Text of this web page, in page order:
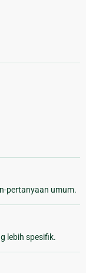
pertanyaan umum.
lebih spesifik.